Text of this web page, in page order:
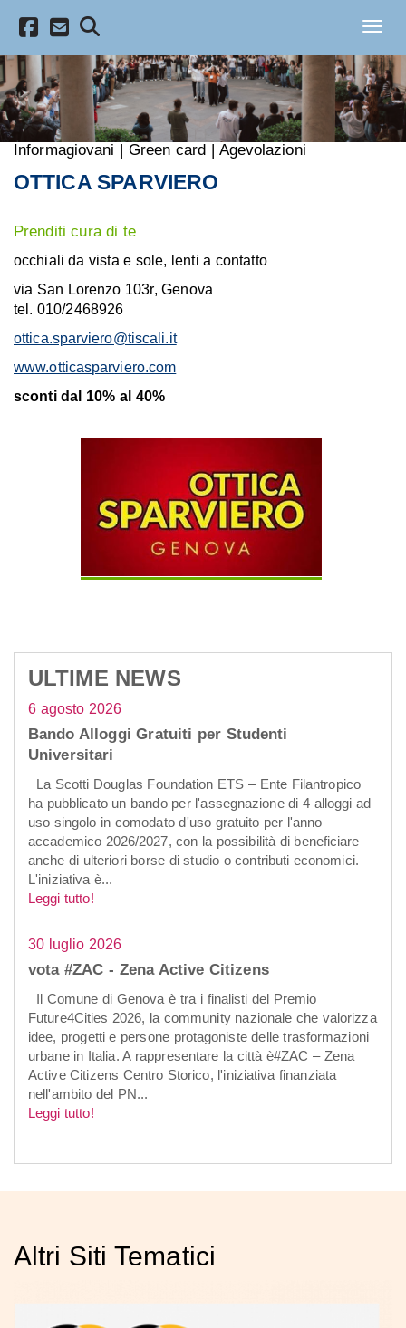
Informagiovani | Green card | Agevolazioni
OTTICA SPARVIERO
Prenditi cura di te
occhiali da vista e sole, lenti a contatto
via San Lorenzo 103r, Genova
tel. 010/2468926
ottica.sparviero@tiscali.it
www.otticasparviero.com
sconti dal 10% al 40%
ULTIME NEWS
6 agosto 2026
Bando Alloggi Gratuiti per Studenti
Universitari
La Scotti Douglas Foundation ETS – Ente Filantropico
ha pubblicato un bando per l'assegnazione di 4 alloggi ad
uso singolo in comodato d'uso gratuito per l'anno
accademico 2026/2027, con la possibilità di beneficiare
anche di ulteriori borse di studio o contributi economici.
L'iniziativa è...
Leggi tutto!
30 luglio 2026
vota #ZAC - Zena Active Citizens
Il Comune di Genova è tra i finalisti del Premio
Future4Cities 2026, la community nazionale che valorizza
idee, progetti e persone protagoniste delle trasformazioni
urbane in Italia. A rappresentare la città è#ZAC – Zena
Active Citizens Centro Storico, l'iniziativa finanziata
nell'ambito del PN...
Leggi tutto!
Altri Siti Tematici